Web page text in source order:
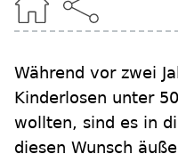
Während vor zwei
Kinderlosen unter
wollten, sind es in
diesen Wunsch